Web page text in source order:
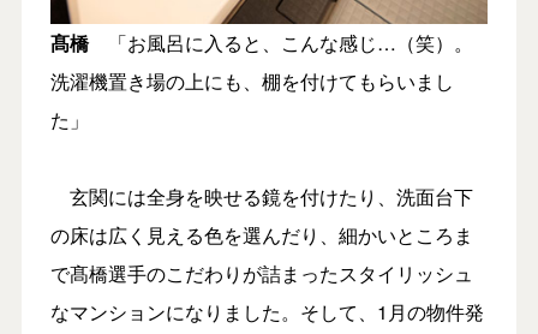
髙橋「お風呂に入ると、こんな感じ…（笑）。
洗濯機置き場の上にも、棚を付けてもらいまし
た」
玄関には全身を映せる鏡を付けたり、洗面台下
の床は広く見える色を選んだり、細かいところま
で髙橋選手のこだわりが詰まったスタイリッシュ
なマンションになりました。そして、1月の物件発